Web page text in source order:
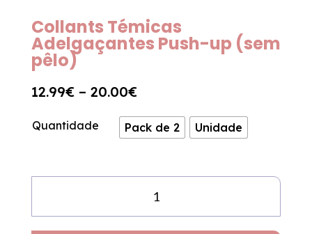
Collants Témicas
Adelgaçantes Push-up (sem
pêlo)
12.99€– 20.00€
Quantidade Pack de 2 Unidade
Collants